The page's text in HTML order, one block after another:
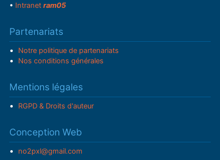
• Intranetram05
Partenariats
Notre politique de partenariats
Nos conditions générales
Mentions légales
RGPD & Droits d'auteur
Conception Web
no2pxl@gmail.com